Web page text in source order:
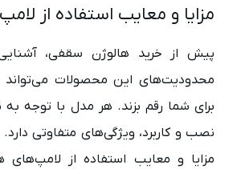
مزایا و معایب استفاده از
پیش از خرید هالوژن سقفی،
محدودیت‌های این محصولات می‌تواند
برای شما رقم بزند. هر مدل با توجه به
نصب و کاربرد، ویژگی‌های متفاوتی
مزایا و معایب استفاده از لامپ‌های